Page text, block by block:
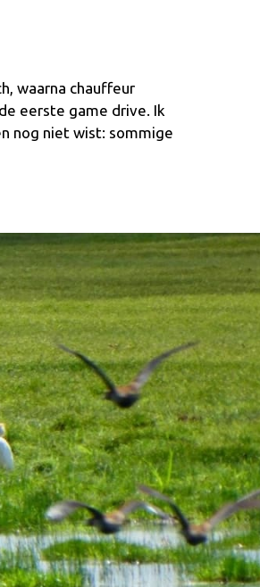
waarna chauffeur
eerste game drive. Ik
nog niet wist: sommige